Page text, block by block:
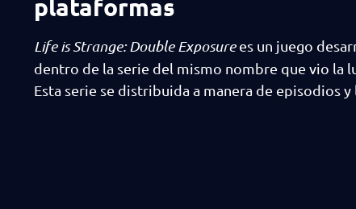
plataformas
Life is Strange: Double Exposurees un juego
dentro de la serie del mismo nombre que vio la
Esta serie se distribuida a manera de episodios